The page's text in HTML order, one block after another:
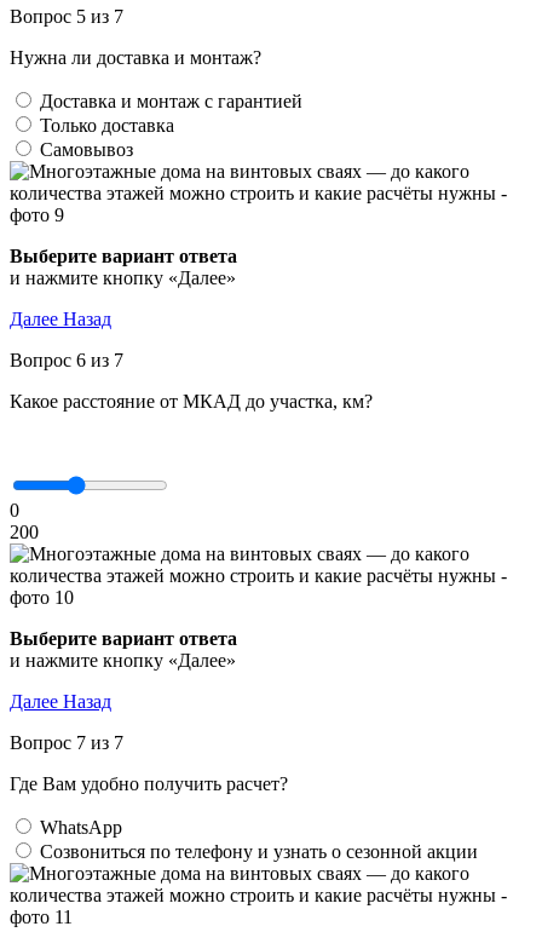
Вопрос 5 из 7
Нужна ли доставка и монтаж?
Доставка и монтаж с гарантией
Только доставка
Самовывоз
Выберите вариант ответа
и нажмите кнопку «Далее»
Далее Назад
Вопрос 6 из 7
Какое расстояние от МКАД до участка, км?
0
200
Выберите вариант ответа
и нажмите кнопку «Далее»
Далее Назад
Вопрос 7 из 7
Где Вам удобно получить расчет?
WhatsApp
Созвониться по телефону и узнать о сезонной акции